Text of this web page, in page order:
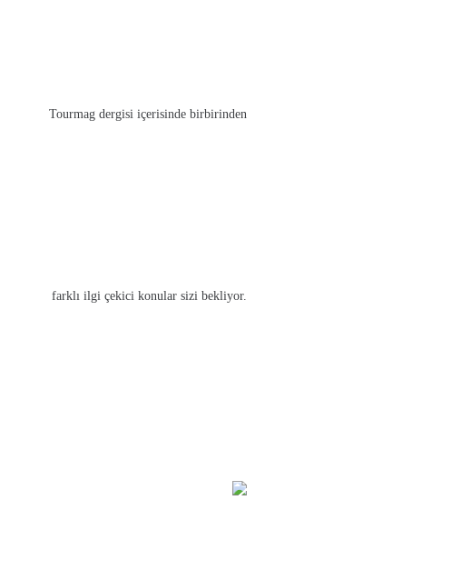
Tourmag dergisi içerisinde birbirinden
farklı ilgi çekici konular sizi bekliyor.
Okurlarını Dünya ve Türkiye turuna çıkaran dergi, elbette İstanbul’u da
Demir Kilise, Galata Kulesi ve Laleli Camii güzergahlarında gezecek, bir kez
ÖZEL RÖPORTAJLAR
Kuşadası Belediye Başkanı Ömer Günel, kurumsal hayatını geride bırakarak
tasarım mekanı Oda Sanat’ın yaratıcısı Özgül Tuzcu, TOURMAG Turizm